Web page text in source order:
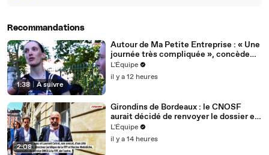
Recommandations
1:38 À suivre
Autour de Ma Petite Entreprise : « Une
journée très compliquée », concède
Océane Mahé après la 6e étape - Tour
de France femmes avec Zwift - Autour
de Ma Petite Entreprise
L'Équipe
il y a 12 heures
2:08
Girondins de Bordeaux : le CNOSF
aurait décidé de renvoyer le dossier en
appel devant la DNCG - Foot -
Bordeaux
L'Équipe
il y a 14 heures